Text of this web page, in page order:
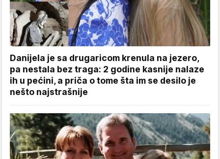
Danijela je sa drugaricom krenula na jezero,
pa nestala bez traga: 2 godine kasnije nalaze
ih u pećini, a priča o tome šta im se desilo je
nešto najstrašnije